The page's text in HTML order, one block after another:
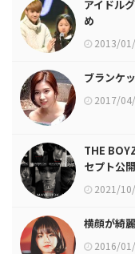
アイドル
め
2013/
ブランケ
2017/
THE
セプト公開
2021/
横顔が綺
2016/